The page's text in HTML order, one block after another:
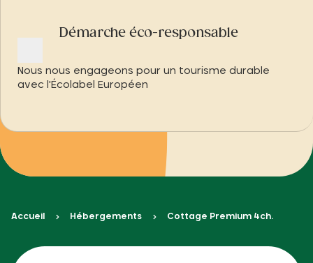
Démarche éco-responsable
Nous nous engageons pour un tourisme durable
avec l'Écolabel Européen
Accueil Hébergements Cottage Premium 4ch.